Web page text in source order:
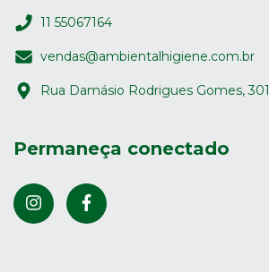
11 55067164
vendas@ambientalhigiene.com.br
Rua Damásio Rodrigues Gomes, 301
Permaneça conectado